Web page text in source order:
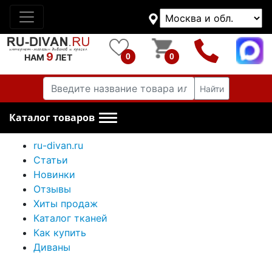
НАМ 9 ЛЕТ 0 0
Найти
Каталог товаров
ru-divan.ru
Статьи
Новинки
Отзывы
Хиты продаж
Каталог тканей
Как купить
Диваны